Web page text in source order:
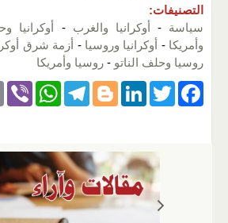
التصنيفات:
سياسة - أوكرانيا والغرب - أوكرانيا
وأمريكا - أوكرانيا وروسيا - أزمة شرق
روسيا وحلف الناتو - روسيا وأمريكا
F
T
er
Li
e
dI
Bl
g
er
T
gr
a
W
s
A